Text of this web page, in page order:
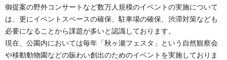
御提案の野外コンサートなど数万人規模のイベントの実施について
は、更にイベントスペースの確保、駐車場の確保、渋滞対策なども
必要になることから課題が多いと認識しております。
現在、公園内においては毎年「秋ヶ瀬フェスタ」という自然観察会
や移動動物園などの賑わい創出のためのイベントを実施しておりま